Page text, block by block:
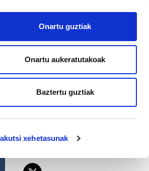
xehetasunak
Onartu guztiak
Onartu aukeratutakoak
Baztertu guztiak
AFILIATU